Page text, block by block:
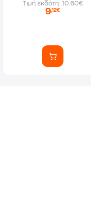
Τιμή εκδότη: 10.60€
9,12€